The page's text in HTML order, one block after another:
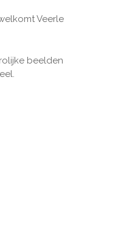
Veerle
beelden